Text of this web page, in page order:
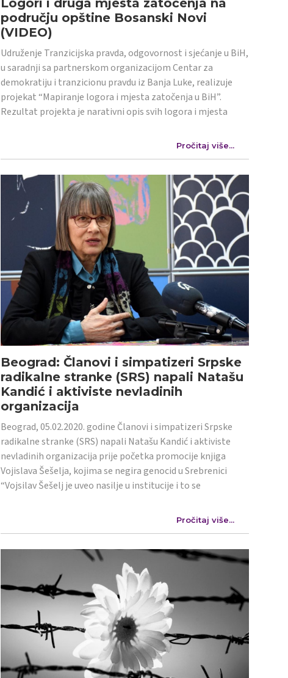
području opštine Bosanski Novi
(VIDEO)
Udruženje Tranzicijska pravda, odgovornost i sjećanje u BiH,
u saradnji sa partnerskom organizacijom Centar za
demokratiju i tranzicionu pravdu iz Banja Luke, realizuje
projekat “Mapiranje logora i mjesta zatočenja u BiH”.
Rezultat projekta je narativni opis svih logora i mjesta
Pročitaj više...
Beograd: Članovi i simpatizeri Srpske
radikalne stranke (SRS) napali Natašu
Kandić i aktiviste nevladinih
organizacija
Beograd, 05.02.2020. godine Članovi i simpatizeri Srpske
radikalne stranke (SRS) napali Natašu Kandić i aktiviste
nevladinih organizacija prije početka promocije knjiga
Vojislava Šešelja, kojima se negira genocid u Srebrenici
“Vojsilav Šešelj je uveo nasilje u institucije i to se
Pročitaj više...